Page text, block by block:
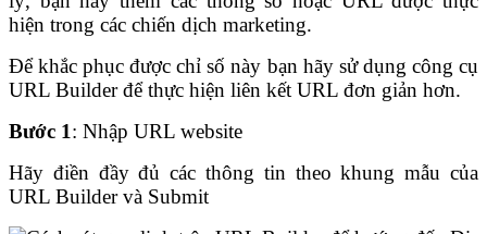
hiện trong các chiến dịch marketing.
Để khắc phục được chỉ số này bạn hãy sử dụng công cụ
URL Builder để thực hiện liên kết URL đơn giản hơn.
Bước 1: Nhập URL website
Hãy điền đầy đủ các thông tin theo khung mẫu của
URL Builder và Submit